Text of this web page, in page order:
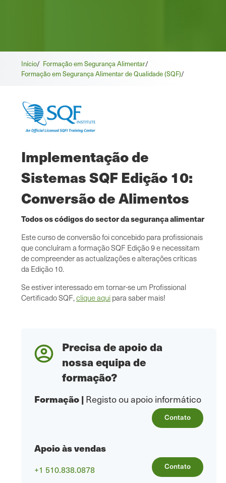
Início/ Formação em Segurança Alimentar/
Formação em Segurança Alimentar de Qualidade (SQF)/
Implementação de
Sistemas SQF Edição 10:
Conversão de Alimentos
Todos os códigos do sector da segurança alimentar
Este curso de conversão foi concebido para profissionais
que concluíram a formação SQF Edição 9 e necessitam
de compreender as actualizações e alterações críticas
da Edição 10.
Se estiver interessado em tornar-se um Profissional
Certificado SQF,clique aqui para saber mais!
Precisa de apoio da
nossa equipa de
formação?
Formação| Registo ou apoio informático
Contato
Apoio às vendas
+1 510.838.0878 Contato